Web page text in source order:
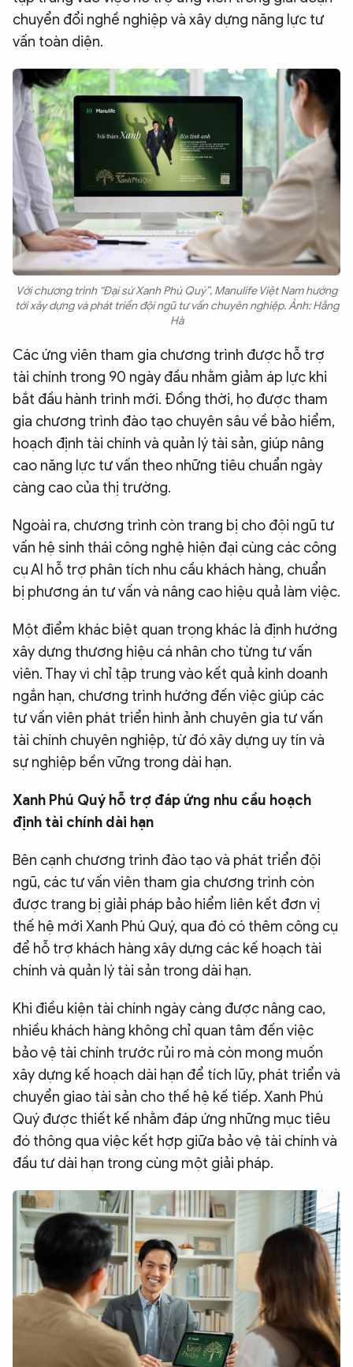
chuyển đổi nghề nghiệp và xây dựng năng lực tư
vấn toàn diện.
Với chương trình “Đại sứ Xanh Phú Quý”, Manulife Việt Nam hướng
tới xây dựng và phát triển đội ngũ tư vấn chuyên nghiệp. Ảnh: Hằng
Hà
Các ứng viên tham gia chương trình được hỗ trợ
tài chính trong 90 ngày đầu nhằm giảm áp lực khi
bắt đầu hành trình mới. Đồng thời, họ được tham
gia chương trình đào tạo chuyên sâu về bảo hiểm,
hoạch định tài chính và quản lý tài sản, giúp nâng
cao năng lực tư vấn theo những tiêu chuẩn ngày
càng cao của thị trường.
Ngoài ra, chương trình còn trang bị cho đội ngũ tư
vấn hệ sinh thái công nghệ hiện đại cùng các công
cụ AI hỗ trợ phân tích nhu cầu khách hàng, chuẩn
bị phương án tư vấn và nâng cao hiệu quả làm việc.
Một điểm khác biệt quan trọng khác là định hướng
xây dựng thương hiệu cá nhân cho từng tư vấn
viên. Thay vì chỉ tập trung vào kết quả kinh doanh
ngắn hạn, chương trình hướng đến việc giúp các
tư vấn viên phát triển hình ảnh chuyên gia tư vấn
tài chính chuyên nghiệp, từ đó xây dựng uy tín và
sự nghiệp bền vững trong dài hạn.
Xanh Phú Quý hỗ trợ đáp ứng nhu cầu hoạch
định tài chính dài hạn
Bên cạnh chương trình đào tạo và phát triển đội
ngũ, các tư vấn viên tham gia chương trình còn
được trang bị giải pháp bảo hiểm liên kết đơn vị
thế hệ mới Xanh Phú Quý, qua đó có thêm công cụ
để hỗ trợ khách hàng xây dựng các kế hoạch tài
chính và quản lý tài sản trong dài hạn.
Khi điều kiện tài chính ngày càng được nâng cao,
nhiều khách hàng không chỉ quan tâm đến việc
bảo vệ tài chính trước rủi ro mà còn mong muốn
xây dựng kế hoạch dài hạn để tích lũy, phát triển và
chuyển giao tài sản cho thế hệ kế tiếp. Xanh Phú
Quý được thiết kế nhằm đáp ứng những mục tiêu
đó thông qua việc kết hợp giữa bảo vệ tài chính và
đầu tư dài hạn trong cùng một giải pháp.